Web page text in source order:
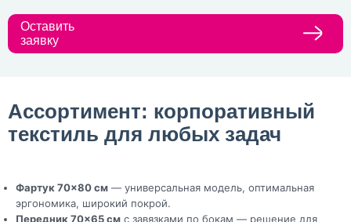
Оставить
заявку
Ассортимент: корпоративный
текстиль для любых задач
Фартук 70×80 см — универсальная модель, оптимальная
эргономика, широкий покрой.
Передник 70×65 см с завязками по бокам — решение для